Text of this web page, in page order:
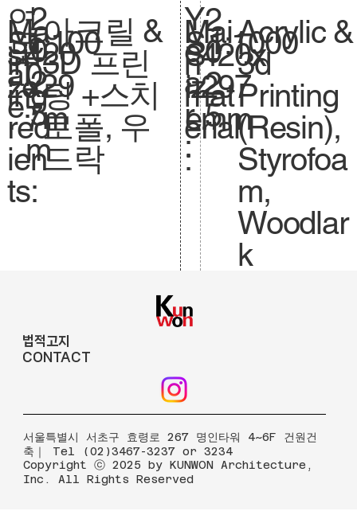
연
도
:
2
0
2
5
Ma
in
ing
red
ien
ts:
Sc
al
e.
아크릴 &
3D 프린
팅 +스치
로폴, 우
드락
1:100
0
si
ze
.
420
x29
7m
m
Y
e
a
r
:
Mai
n
mat
erial
:
S
.
S
iz
e.
2
0
2
5
1:1000
420x
297
mm
Acrylic &
3d
Printing
(Resin),
Styrofoa
m,
Woodlar
k
법적고지
CONTACT
​서울특별시 서초구 효령로 267 명인타워 4~6F 건원건
축｜ Tel (02)3467-3237 or 3234
Copyright ⓒ 2025 by KUNWON Architecture,
Inc. All Rights Reserved